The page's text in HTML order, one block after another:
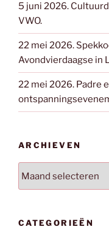
5 juni 2026.
VWO.
22 mei 2026.
Avondvierdaagse in
22 mei 2026. Padre
ARCHIEVEN
CATEGORIEËN